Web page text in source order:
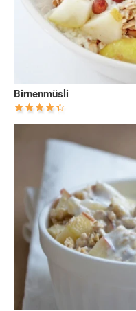
Birnenmüsli